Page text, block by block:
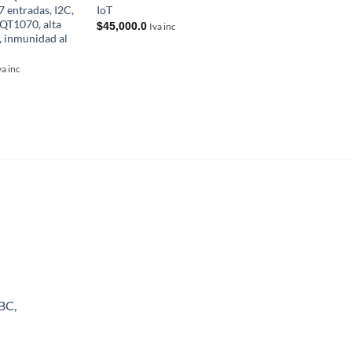
entradas, I2C,
alta
inmunidad al
inc
IoT
$45,000.0 Iva inc